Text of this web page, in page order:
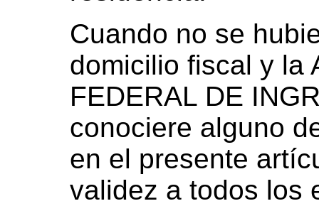
Cuando no se
domicilio fiscal y la
FEDERAL DE
conociere alguno
en el presente
validez a todos los